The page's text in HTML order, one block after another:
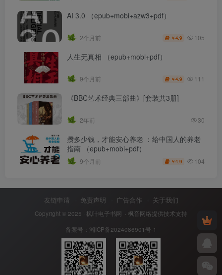
AI 3.0 （epub+mobi+azw3+pdf）
2个月前 ￥4.9 105
人生无真相 （epub+mobi+pdf）
9个月前 ￥4.9 111
《BBC艺术经典三部曲》[套装共3册]
2年前 30
攒多少钱，才能安心养老 ：给中国人的养老
指南 （epub+mobi+pdf）
9个月前 ￥4.9 104
友链申请 免责声明 广告合作 关于我们
Copyright © 2025 · 枫叶电子书网 · 枫音网络提供技术支持
备案号： 湘ICP备2024086901号-1